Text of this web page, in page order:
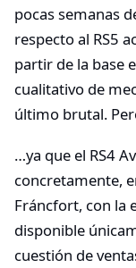
pocas semanas
respecto al RS5
partir de la base
cualitativo de
último brutal.
…ya que el RS4
concretamente,
Fráncfort, con la
disponible
cuestión de